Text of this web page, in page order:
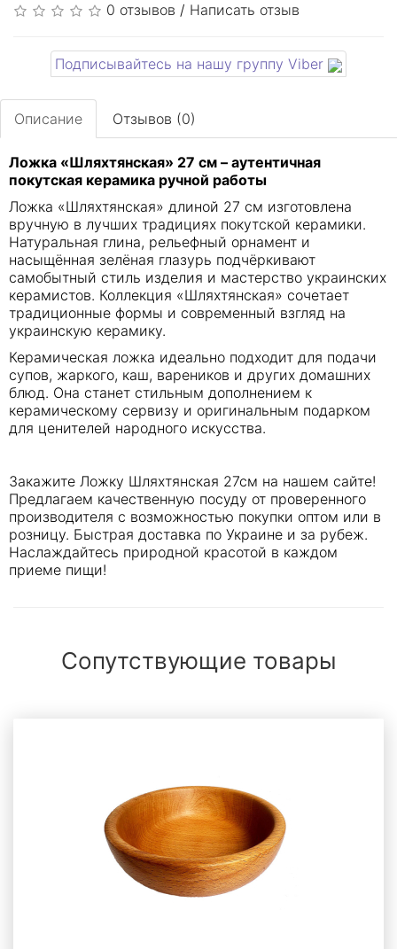
0 отзывов / Написать отзыв
Подписывайтесь на нашу группу Viber
Описание Отзывов (0)
Ложка «Шляхтянская» 27 см – аутентичная
покутская керамика ручной работы
Ложка «Шляхтянская» длиной 27 см изготовлена
вручную в лучших традициях покутской керамики.
Натуральная глина, рельефный орнамент и
насыщённая зелёная глазурь подчёркивают
самобытный стиль изделия и мастерство украинских
керамистов. Коллекция «Шляхтянская» сочетает
традиционные формы и современный взгляд на
украинскую керамику.
Керамическая ложка идеально подходит для подачи
супов, жаркого, каш, вареников и других домашних
блюд. Она станет стильным дополнением к
керамическому сервизу и оригинальным подарком
для ценителей народного искусства.
Закажите Ложку Шляхтянская 27см на нашем сайте!
Предлагаем качественную посуду от проверенного
производителя с возможностью покупки оптом или в
розницу. Быстрая доставка по Украине и за рубеж.
Наслаждайтесь природной красотой в каждом
приеме пищи!
Сопутствующие товары